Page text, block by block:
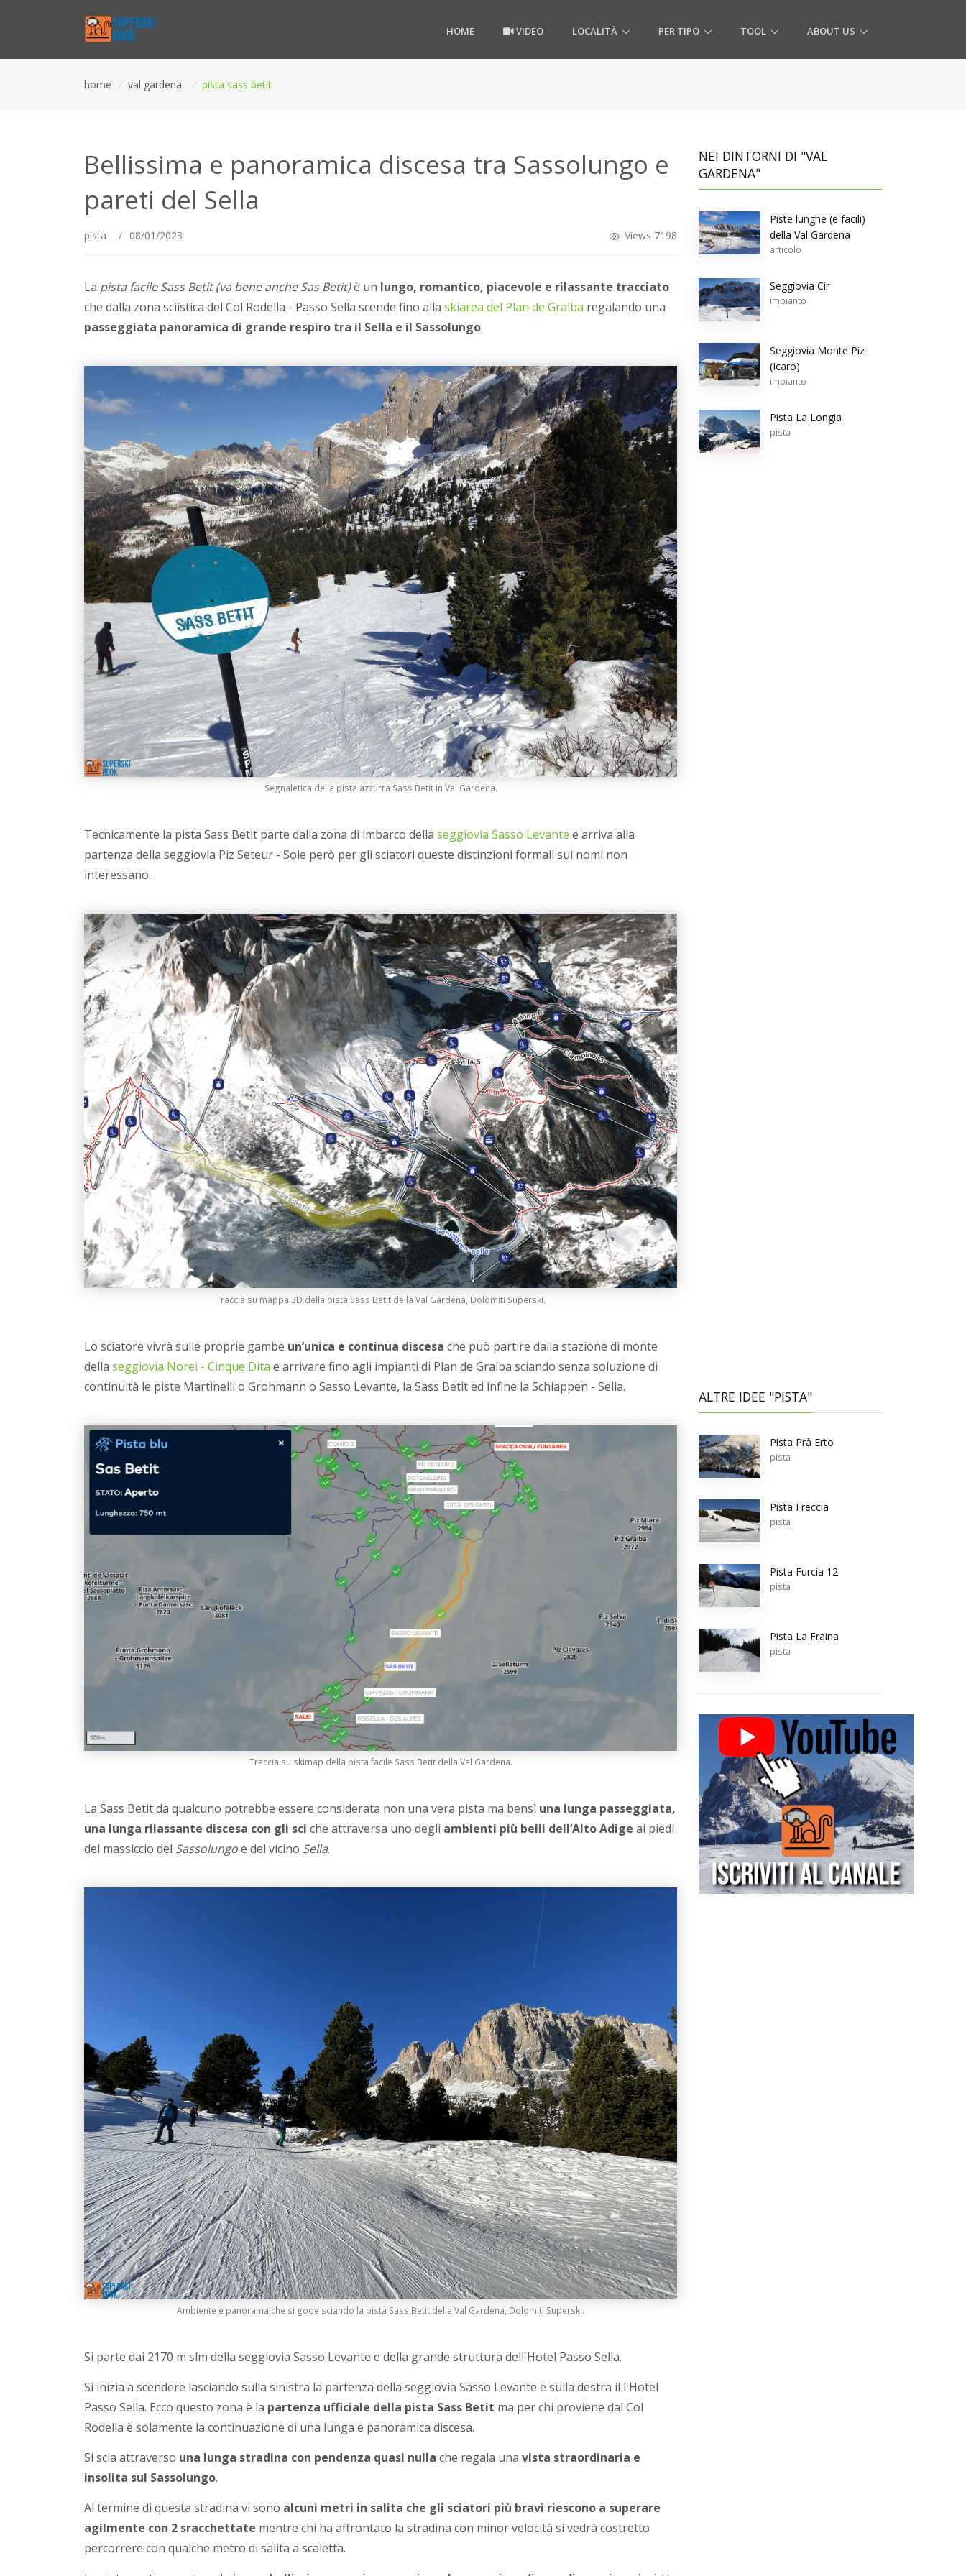
HOME VIDEO LOCALITÀ PER TIPO TOOL ABOUT US
home / val gardena / pista sass betit
Bellissima e panoramica discesa tra Sassolungo e
pareti del Sella
pista / 08/01/2023 Views 7198
La pista facile Sass Betit (va bene anche Sas Betit)è un lungo, romantico, piacevole e rilassante tracciato
che dalla zona sciistica del Col Rodella - Passo Sella scende fino alla skiarea del Plan de Gralba regalando una
passeggiata panoramica di grande respiro tra il Sella e il Sassolungo.
Segnaletica della pista azzurra Sass Betit in Val Gardena.
Tecnicamente la pista Sass Betit parte dalla zona di imbarco della seggiovia Sasso Levante e arriva alla
partenza della seggiovia Piz Seteur - Sole però per gli sciatori queste distinzioni formali sui nomi non
interessano.
Traccia su mappa 3D della pista Sass Betit della Val Gardena, Dolomiti Superski.
Lo sciatore vivrà sulle proprie gambe un’unica e continua discesa che può partire dalla stazione di monte
della seggiovia Norei - Cinque Dita e arrivare fino agli impianti di Plan de Gralba sciando senza soluzione di
continuità le piste Martinelli o Grohmann o Sasso Levante, la Sass Betit ed infine la Schiappen - Sella.
Traccia su skimap della pista facile Sass Betit della Val Gardena.
La Sass Betit da qualcuno potrebbe essere considerata non una vera pista ma bensì una lunga passeggiata,
una lunga rilassante discesa con gli sci che attraversa uno degli ambienti più belli dell’Alto Adige ai piedi
del massiccio del Sassolungoe del vicino Sella.
Ambiente e panorama che si gode sciando la pista Sass Betit della Val Gardena, Dolomiti Superski.
Si parte dai 2170 m slm della seggiovia Sasso Levante e della grande struttura dell'Hotel Passo Sella.
Si inizia a scendere lasciando sulla sinistra la partenza della seggiovia Sasso Levante e sulla destra il l'Hotel
Passo Sella. Ecco questo zona è la partenza ufficiale della pista Sass Betit ma per chi proviene dal Col
Rodella è solamente la continuazione di una lunga e panoramica discesa.
Si scia attraverso una lunga stradina con pendenza quasi nulla che regala una vista straordinaria e
insolita sul Sassolungo.
Al termine di questa stradina vi sono alcuni metri in salita che gli sciatori più bravi riescono a superare
agilmente con 2 sracchettate mentre chi ha affrontato la stradina con minor velocità si vedrà costretto
percorrere con qualche metro di salita a scaletta.
NEI DINTORNI DI "VAL
GARDENA"
Piste lunghe (e facili)
della Val Gardena
articolo
Seggiovia Cir
impianto
Seggiovia Monte Piz
(Icaro)
impianto
Pista La Longia
pista
ALTRE IDEE "PISTA"
Pista Prà Erto
pista
Pista Freccia
pista
Pista Furcia 12
pista
Pista La Fraina
pista